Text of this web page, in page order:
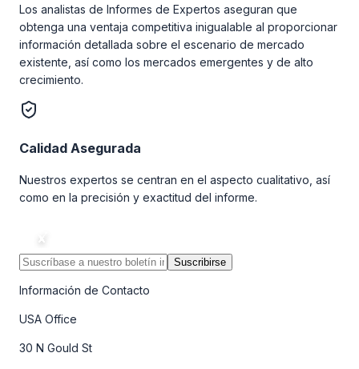
Los analistas de Informes de Expertos aseguran que
obtenga una ventaja competitiva inigualable al proporcionar
información detallada sobre el escenario de mercado
existente, así como los mercados emergentes y de alto
crecimiento.
Calidad Asegurada
Nuestros expertos se centran en el aspecto cualitativo, así
como en la precisión y exactitud del informe.
Suscribirse
Información de Contacto
USA Office
30 N Gould St